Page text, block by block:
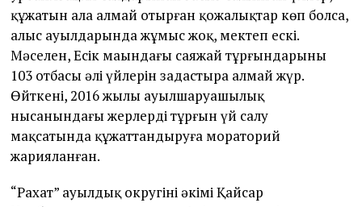
құжатын ала алмай отырған қожалықтар көп болса,
алыс ауылдарында жұмыс жоқ, мектеп ескі.
Мәселен, Есік маңындағы саяжай тұрғындарының
103 отбасы әлі үйлерін заңдастыра алмай жүр.
Өйткені, 2016 жылы ауылшаруашылық
нысанындағы жерлерді тұрғын үй салу
мақсатында құжаттандыруға мораторий
жарияланған.
“Рахат” ауылдық округінің әкімі Қайсар